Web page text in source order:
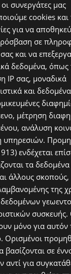
ΠΙΤΣΙΛΙΑΣ:
ανάσα δροσιάς
Από τη
του ΘΟΚ –
Συνεχίζει να
to Go.
οι συνεργάτες μας
cookies
για να
σε
και να
δεδομένα, όπως
IP σας, μοναδικά
και
μέτρηση
ανάλυση
υπηρεσιών.
ενδέχεται
τα
άλλους σκοπούς,
της
συσκευής.
μόνο για αυτόν
Ορισμένοι
βασίζονται σε
αντί για